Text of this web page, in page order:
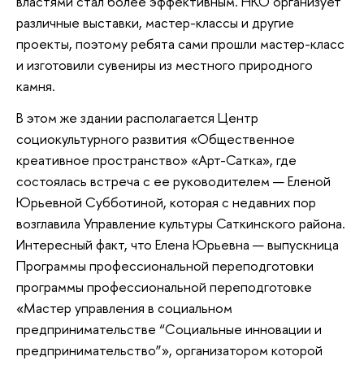
различные выставки, мастер-классы и другие
проекты, поэтому ребята сами прошли мастер-класс
и изготовили сувениры из местного природного
камня.
В этом же здании располагается Центр
социокультурного развития «Общественное
креативное пространство» «Арт-Сатка», где
состоялась встреча с ее руководителем — Еленой
Юрьевной Субботиной, которая с недавних пор
возглавила Управление культуры Саткинского района.
Интересный факт, что Елена Юрьевна — выпускница
Программы профессиональной переподготовки
программы профессиональной переподготовке
«Мастер управления в социальном
предпринимательстве “Социальные инновации и
предпринимательство”», организатором которой